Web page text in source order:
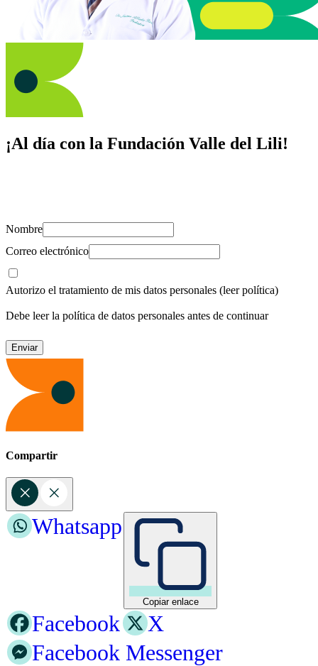
¡Al día con la Fundación Valle del Lili!
Nombre
Correo electrónico
Autorizo el tratamiento de mis datos personales (leer política)
Debe leer la política de datos personales antes de continuar
Compartir
Copiar enlace
Whatsapp
Facebook
X
Facebook Messenger